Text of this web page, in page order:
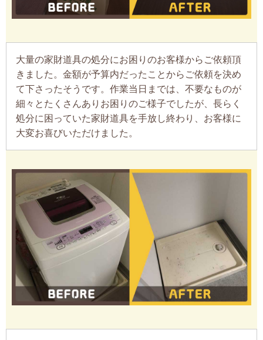
大量の家財道具の処分にお困りのお客様からご依頼頂
きました。金額が予算内だったことからご依頼を決め
て下さったそうです。作業当日までは、不要なものが
細々とたくさんありお困りのご様子でしたが、長らく
処分に困っていた家財道具を手放し終わり、お客様に
大変お喜びいただけました。